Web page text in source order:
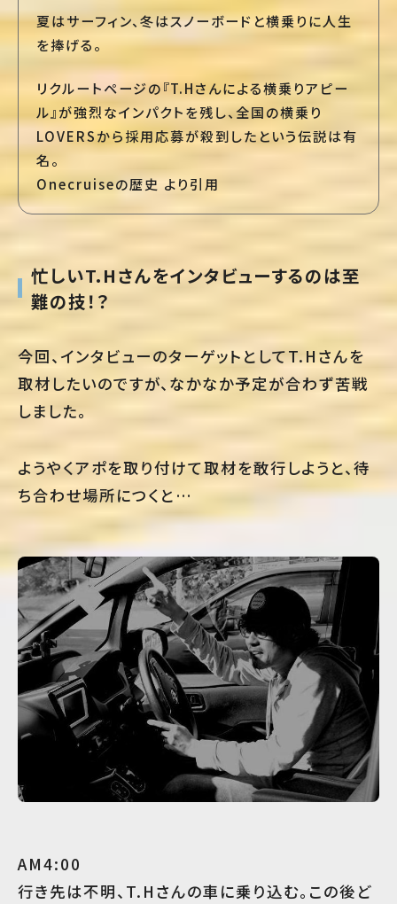
夏はサーフィン、冬はスノーボードと横乗りに人生
を捧げる。
リクルートページの『T.Hさんによる横乗りアピー
ル』が強烈なインパクトを残し、全国の横乗り
LOVERSから採用応募が殺到したという伝説は有
名。
Onecruiseの歴史 より引用
忙しいT.Hさんをインタビューするのは至
難の技！？
今回、インタビューのターゲットとしてT.Hさんを
取材したいのですが、なかなか予定が合わず苦戦
しました。
ようやくアポを取り付けて取材を敢行しようと、待
ち合わせ場所につくと…
AM4:00
行き先は不明、T.Hさんの車に乗り込む。この後ど